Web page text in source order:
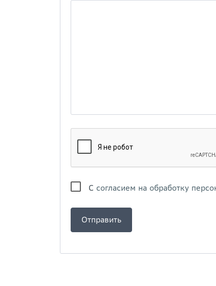
С согласием на обработку